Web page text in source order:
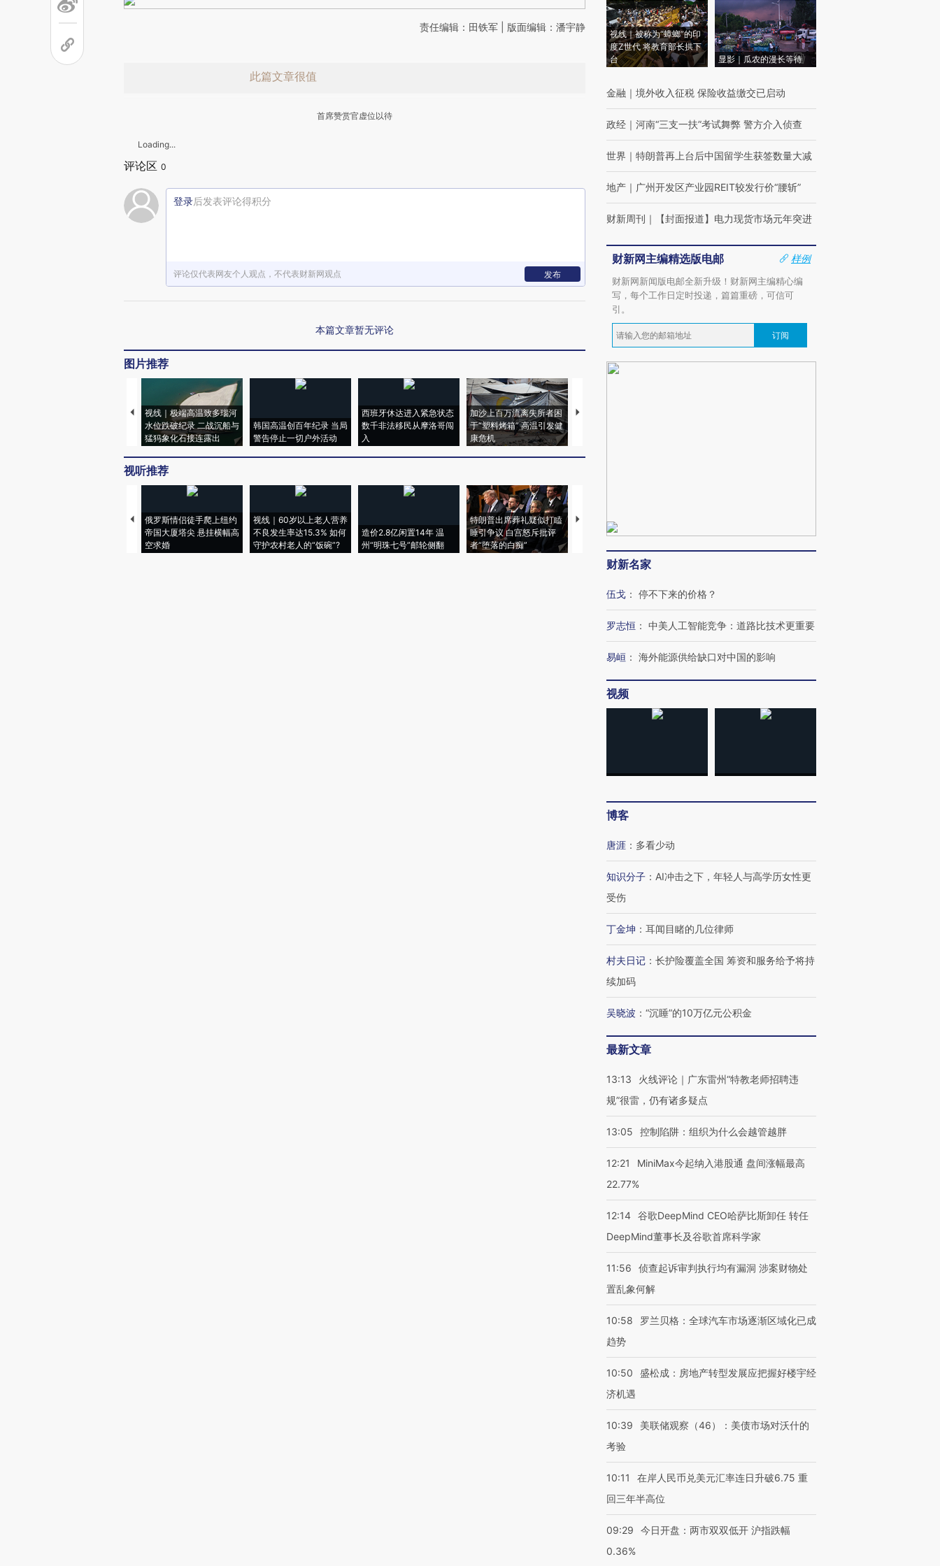
责任编辑：田铁军 | 版面编辑：潘宇静
此篇文章很值
首席赞赏官虚位以待
Loading...
评论区 0
登录后发表评论得积分
评论仅代表网友个人观点，不代表财新网观点 发布
本篇文章暂无评论
图片推荐
视线｜极端高温致多瑙河
水位跌破纪录 二战沉船与
猛犸象化石接连露出
韩国高温创百年纪录 当局
警告停止一切户外活动
西班牙休达进入紧急状态
数千非法移民从摩洛哥闯
入
加沙上百万流离失所者困
于“塑料烤箱” 高温引发健
康危机
马航飞行员跨国走私7万
视听推荐
俄罗斯情侣徒手爬上纽约
帝国大厦塔尖 悬挂横幅高
空求婚
视线｜60岁以上老人营养
不良发生率达15.3% 如何
守护农村老人的“饭碗”?
造价2.8亿闲置14年 温
州“明珠七号”邮轮侧翻
特朗普出席葬礼疑似打瞌
睡引争议 白宫怒斥批评
者“堕落的白痴”
视线｜全球最热百城独占
97个 印度如何熬过48°C
视线｜被称为“蟑螂”的印
度Z世代 将教育部长拱下
台
显影｜瓜农的漫长等待
金融 ｜ 境外收入征税 保险收益缴交已启动
政经 ｜ 河南“三支一扶”考试舞弊 警方介入侦查
世界 ｜ 特朗普再上台后中国留学生获签数量大减
地产 ｜ 广州开发区产业园REIT较发行价“腰斩”
财新周刊 ｜ 【封面报道】电力现货市场元年突进
财新网主编精选版电邮
样例
财新网新闻版电邮全新升级！财新网主编精心编
写，每个工作日定时投递，篇篇重磅，可信可
引。
订阅
财新名家
伍戈 ： 停不下来的价格？
罗志恒 ： 中美人工智能竞争：道路比技术更重要
易峘 ： 海外能源供给缺口对中国的影响
视频
博客
唐涯 ： 多看少动
知识分子 ： AI冲击之下，年轻人与高学历女性更
受伤
丁金坤 ： 耳闻目睹的几位律师
村夫日记 ： 长护险覆盖全国 筹资和服务给予将持
续加码
吴晓波 ： “沉睡”的10万亿元公积金
最新文章
13:13
火线评论｜广东雷州“特教老师招聘违
规”很雷，仍有诸多疑点
13:05 控制陷阱：组织为什么会越管越胖
12:21
MiniMax今起纳入港股通 盘间涨幅最高
22.77%
12:14 谷歌DeepMind CEO哈萨比斯卸任 转任
DeepMind董事长及谷歌首席科学家
11:56
侦查起诉审判执行均有漏洞 涉案财物处
置乱象何解
10:58
罗兰贝格：全球汽车市场逐渐区域化已成
趋势
10:50
盛松成：房地产转型发展应把握好楼宇经
济机遇
10:39
美联储观察（46）：美债市场对沃什的
考验
10:11
在岸人民币兑美元汇率连日升破6.75 重
回三年半高位
09:29
今日开盘：两市双双低开 沪指跌幅
0.36%